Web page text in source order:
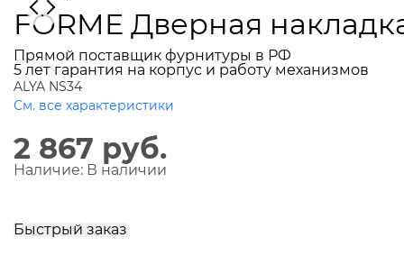
FORME Дверная
Прямой поставщик фурнитуры в РФ
5 лет гарантия на корпус и работу механизмов
ALYA NS34
См. все характеристики
2 867 руб.
Наличие: В наличии
Быстрый заказ